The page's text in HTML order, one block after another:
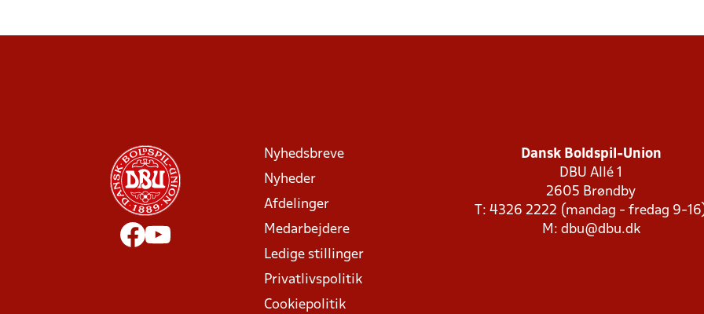
Nyhedsbreve
Nyheder
Afdelinger
Medarbejdere
Ledige stillinger
Privatlivspolitik
Cookiepolitik
Dansk Boldspil-Union
DBU Allé 1
2605 Brøndby
T: 4326 2222 (mandag - fredag 9-
M: dbu@dbu.dk